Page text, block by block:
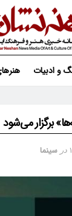
و ادبیات
برگزار می‌شود
در سینما